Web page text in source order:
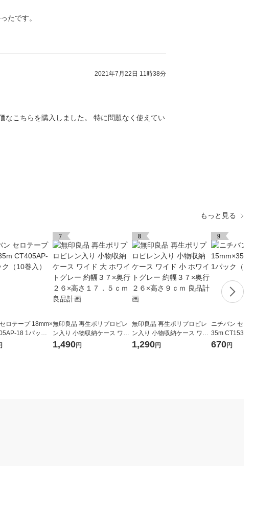
たです。
2021年7月22日 11時38分
なこちらを購入しました。 特に問題なく使えてい
もっと見る
ロテープ 18mm×
18 1パック
7
無印良品 再生ポリプロピレ
ン入り 小物収納ケース ワイ
ド 大 ホワイトグレー 約幅３
1,490円
8
無印良品 再生ポリプロピレ
ン入り 小物収納ケース ワイ
ド 小 ホワイトグレー 約幅３
1,290円
9
ニチバン セロ
35m CT1535-
巻入）
670円